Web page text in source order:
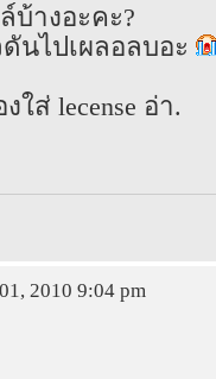
บ้างอะคะ?
นไปเผลอลบอะ
ส่ lecense อ่า.
2010 9:04 pm